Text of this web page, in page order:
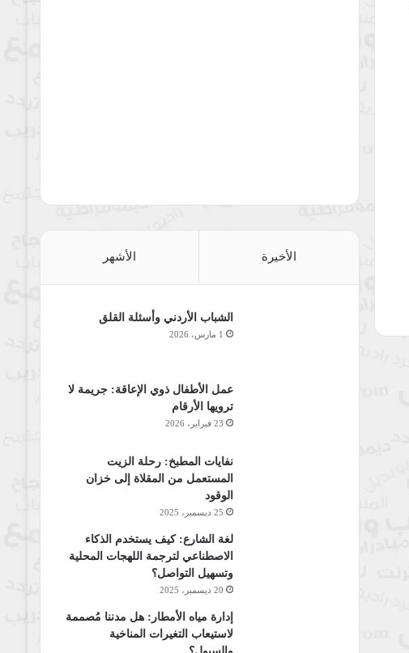
الأخيرة الأشهر
الشباب الأردني وأسئلة القلق
1 مارس، 2026
عمل الأطفال ذوي الإعاقة: جريمة لا
ترويها الأرقام
23 فبراير، 2026
نفايات المطبخ: رحلة الزيت
المستعمل من المقلاة إلى خزان
الوقود
25 ديسمبر، 2025
لغة الشارع: كيف يستخدم الذكاء
الاصطناعي لترجمة اللهجات المحلية
وتسهيل التواصل؟
20 ديسمبر، 2025
إدارة مياه الأمطار: هل مدننا مُصممة
لاستيعاب التغيرات المناخية